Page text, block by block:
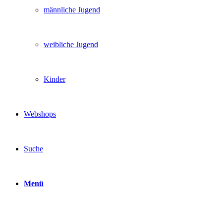
männliche Jugend
weibliche Jugend
Kinder
Webshops
Suche
Menü